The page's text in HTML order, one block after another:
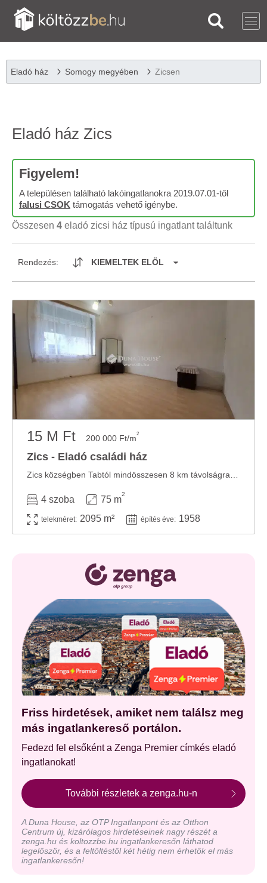
Eladó ház Somogy megyében Zicsen
Eladó ház Zics
Figyelem!
A településen található lakóingatlanokra 2019.07.01-től
falusi CSOK támogatás vehető igénybe.
Összesen 4 eladó zicsi ház típusú ingatlant találtunk
Rendezés: KIEMELTEK ELÖL
15 M Ft 200 000 Ft/m2
Zics - Eladó családi ház
4 szoba 75 m
2
telekméret: 2095 m² építés éve: 1958
Friss hirdetések, amiket nem találsz meg
más ingatlankereső portálon.
Fedezd fel elsőként a Zenga Premier címkés eladó
ingatlanokat!
További részletek a zenga.hu-n
A Duna House, az OTP Ingatlanpont és az Otthon
Centrum új, kizárólagos hirdetéseinek nagy részét a
zenga.hu és koltozzbe.hu ingatlankeresőn láthatod
legelőször, és a feltöltéstől két hétig nem érhetők el más
ingatlankeresőn!